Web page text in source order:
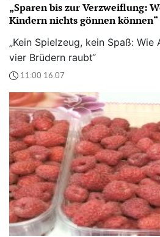
„Sparen bis zur Verzweiflung:
Kindern nichts gönnen können“
„Kein Spielzeug, kein Spaß:
vier Brüdern raubt“
11:00 16.07